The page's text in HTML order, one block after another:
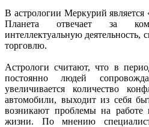
В астрологии Меркурий является
Планета отвечает за
интеллектуальную деятельность,
торговлю.
Астрологи считают, что в
постоянно людей
увеличивается количество
автомобили, выходит из себя
возникают проблемы на работе
жизни. По мнению